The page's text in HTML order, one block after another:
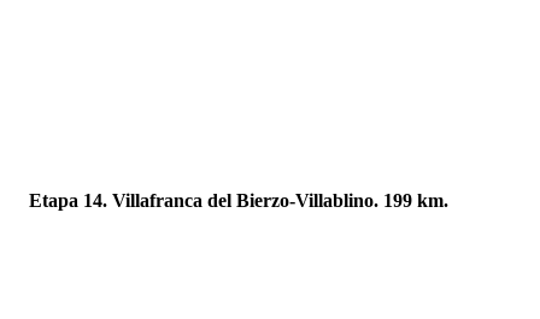
Etapa 14. Villafranca del Bierzo-Villablino. 199 km.